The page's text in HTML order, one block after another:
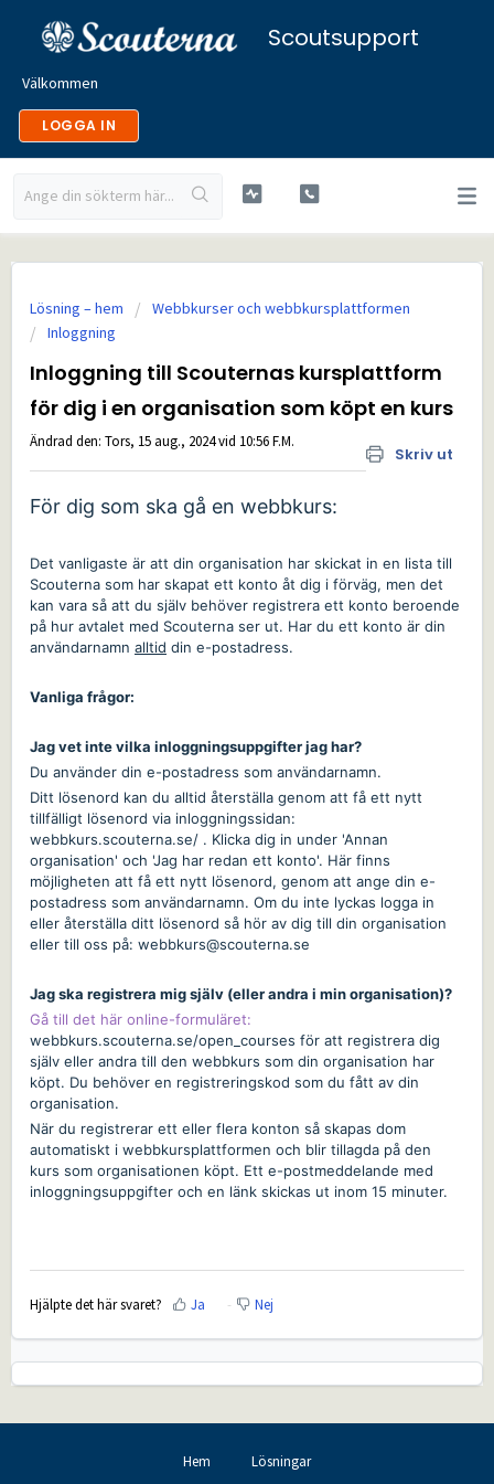
Scoutsupport
Välkommen
LOGGA IN
Lösning – hem
Webbkurser och webbkursplattformen
Inloggning
Inloggning till Scouternas kursplattform
för dig i en organisation som köpt en kurs
Skriv ut
Ändrad den: Tors, 15 aug., 2024 vid 10:56 F.M.
För dig som ska gå en webbkurs:
Det vanligaste är att din organisation har skickat in en lista till
Scouterna som har skapat ett konto åt dig i förväg, men det
kan vara så att du själv behöver registrera ett konto beroende
på hur avtalet med Scouterna ser ut. Har du ett konto är din
användarnamn alltid din e-postadress.
Vanliga frågor:
Jag vet inte vilka inloggningsuppgifter jag har?
Du använder din e-postadress som användarnamn.
Ditt lösenord kan du alltid återställa genom att få ett nytt
tillfälligt lösenord via inloggningssidan:
webbkurs.scouterna.se/ . Klicka dig in under 'Annan
organisation' och 'Jag har redan ett konto'. Här finns
möjligheten att få ett nytt lösenord, genom att ange din e-
postadress som användarnamn. Om du inte lyckas logga in
eller återställa ditt lösenord så hör av dig till din organisation
eller till oss på: webbkurs@scouterna.se
Jag ska registrera mig själv (eller andra i min organisation)?
Gå till det här online-formuläret:
webbkurs.scouterna.se/open_courses för att registrera dig
själv eller andra till den webbkurs som din organisation har
köpt. Du behöver en registreringskod som du fått av din
organisation.
När du registrerar ett eller flera konton så skapas dom
automatiskt i webbkursplattformen och blir tillagda på den
kurs som organisationen köpt. Ett e-postmeddelande med
inloggningsuppgifter och en länk skickas ut inom 15 minuter.
Hjälpte det här svaret? Ja Nej
Hem Lösningar